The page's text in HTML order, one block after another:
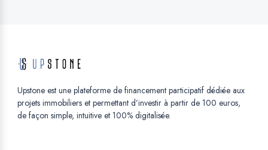
Upstone est une plateforme de financement participatif dédiée aux
projets immobiliers et permettant d’investir à partir de 100 euros,
de façon simple, intuitive et 100% digitalisée.